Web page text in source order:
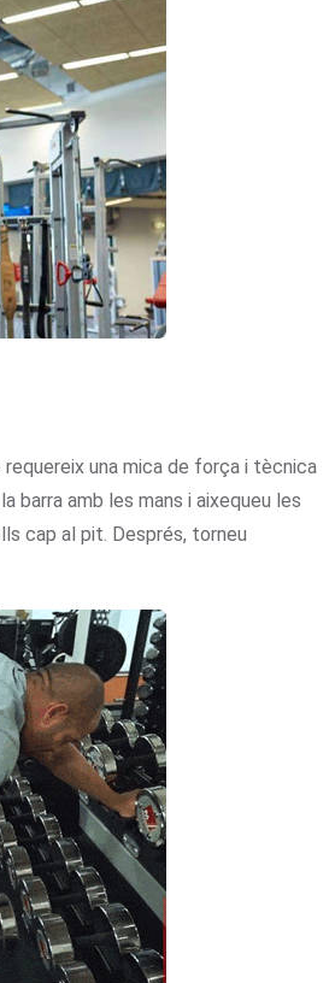
una mica de força i tècnica
barra amb les mans i aixequeu les
cap al pit. Després, torneu